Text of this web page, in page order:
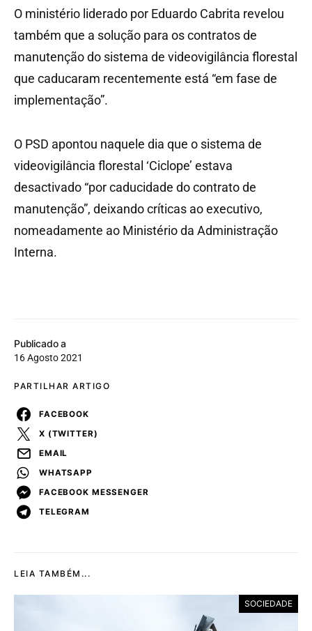
Publicado a
16 Agosto 2021
PARTILHAR ARTIGO
FACEBOOK
X (TWITTER)
EMAIL
WHATSAPP
FACEBOOK MESSENGER
TELEGRAM
O ministério liderado por Eduardo Cabrita revelou
também que a solução para os contratos de
manutenção do sistema de videovigilância florestal
que caducaram recentemente está “em fase de
implementação”.
O PSD apontou naquele dia que o sistema de
videovigilância florestal ‘Ciclope’ estava
desactivado “por caducidade do contrato de
manutenção”, deixando críticas ao executivo,
nomeadamente ao Ministério da Administração
Interna.
LEIA TAMBÉM...
SOCIEDADE